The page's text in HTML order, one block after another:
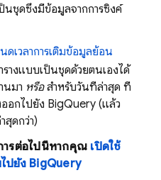
นชุดซึ่งมีข้อมูลจากการซิงค์
ดเวลาการเติมข้อมูลย้อน
รางแบบเป็นชุดด้วยตนเองได้
นมา หรือสำหรับวันที่ล่าสุด ที่
อกไปยัง BigQuery (แล้ว
สุดกว่า)
ารต่อไปนี้หากคุณ เปิดใช้
ปยัง BigQuery